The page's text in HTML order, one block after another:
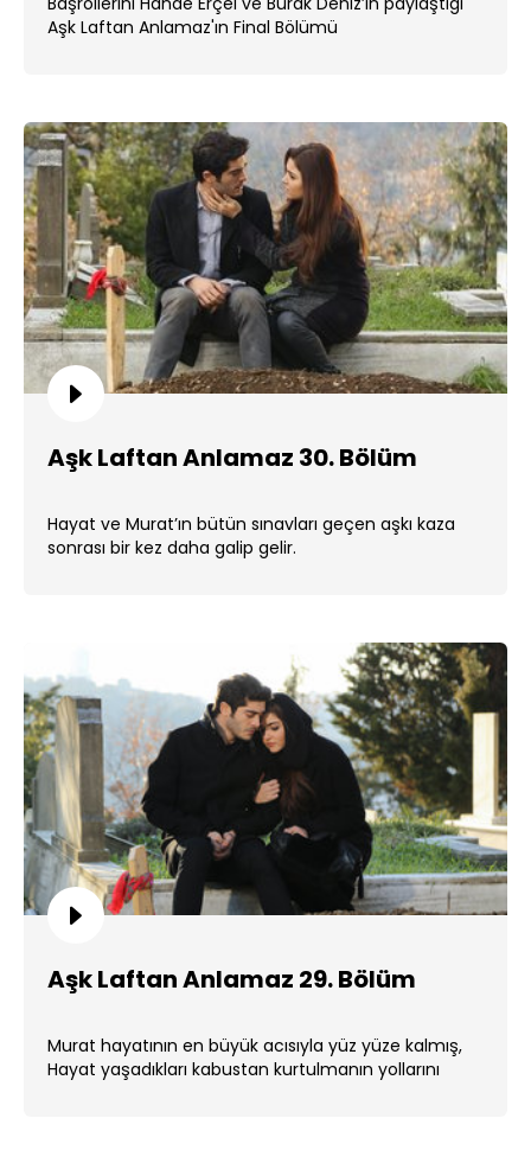
Aşk Laftan Anlamaz'ın Final Bölümü
Aşk Laftan Anlamaz 30. Bölüm
Hayat ve Murat’ın bütün sınavları geçen aşkı kaza
sonrası bir kez daha galip gelir.
Aşk Laftan Anlamaz 29. Bölüm
Murat hayatının en büyük acısıyla yüz yüze kalmış,
Hayat yaşadıkları kabustan kurtulmanın yollarını